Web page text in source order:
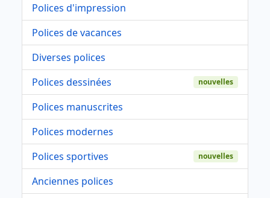
Polices d'impression
Polices de vacances
Diverses polices
Polices dessinées
nouvelles
Polices manuscrites
Polices modernes
Polices sportives
nouvelles
Anciennes polices